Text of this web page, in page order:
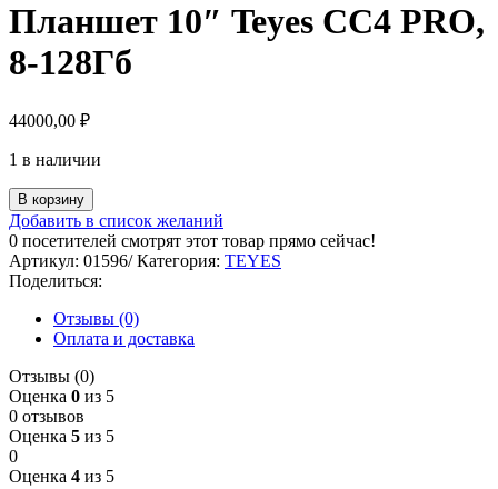
Планшет 10″ Teyes CC4 PRO,
8-128Гб
44000,00 ₽
1 в наличии
В корзину
Добавить в список желаний
0 посетителей смотрят этот товар прямо сейчас!
Артикул: 01596/Категория: TEYES
Поделиться:
Отзывы (0)
Оплата и доставка
Отзывы (0)
Оценка 0 из 5
0 отзывов
Оценка 5 из 5
0
Оценка 4 из 5